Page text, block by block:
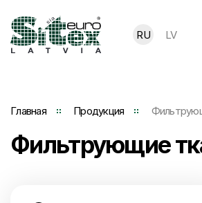
RU LV
Главная Продукция
Фильтрующие